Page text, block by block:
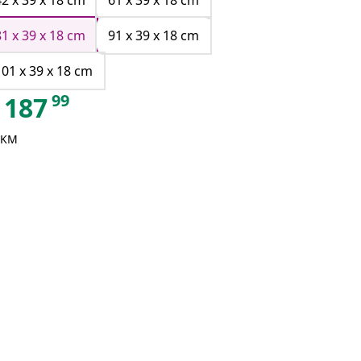
x 39 x 18 cm
91 x 39 x 18 cm
x 39 x 18 cm
18799